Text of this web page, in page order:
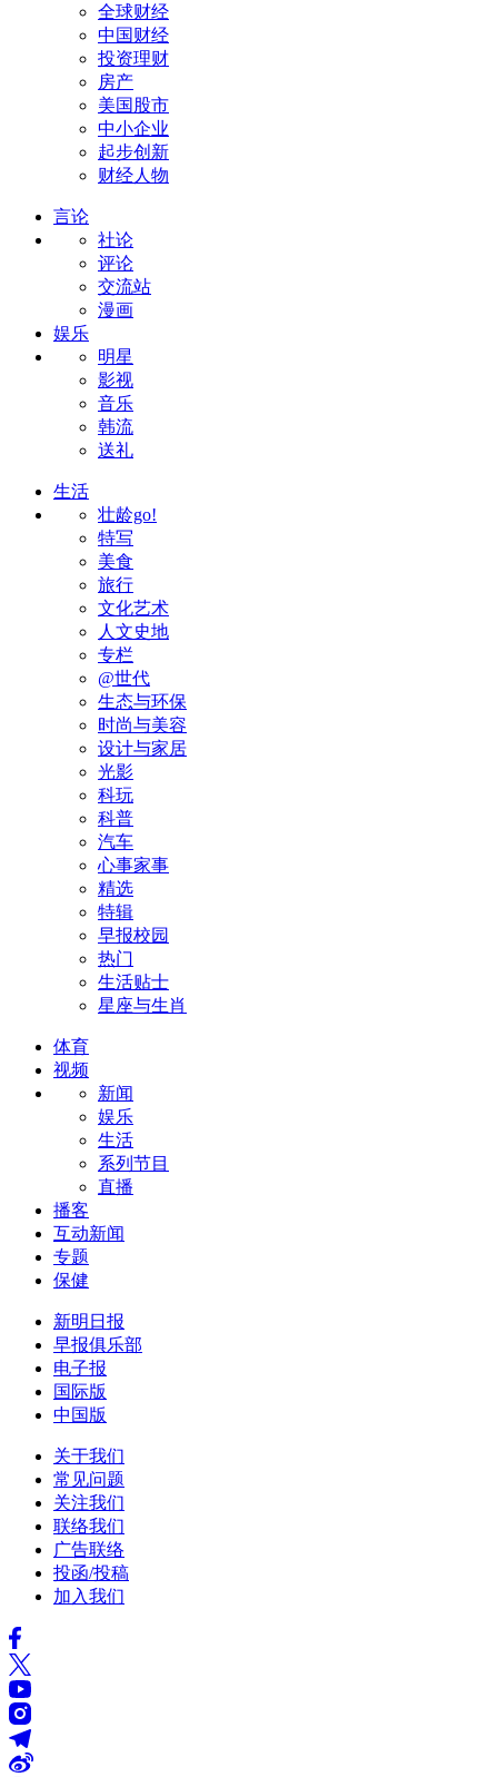
全球财经
中国财经
投资理财
房产
美国股市
中小企业
起步创新
财经人物
言论
社论
评论
交流站
漫画
娱乐
明星
影视
音乐
韩流
送礼
生活
壮龄go!
特写
美食
旅行
文化艺术
人文史地
专栏
@世代
生态与环保
时尚与美容
设计与家居
光影
科玩
科普
汽车
心事家事
精选
特辑
早报校园
热门
生活贴士
星座与生肖
体育
视频
新闻
娱乐
生活
系列节目
直播
播客
互动新闻
专题
保健
新明日报
早报俱乐部
电子报
国际版
中国版
关于我们
常见问题
关注我们
联络我们
广告联络
投函/投稿
加入我们